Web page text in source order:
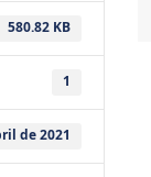
580.82 KB
1
de 2021